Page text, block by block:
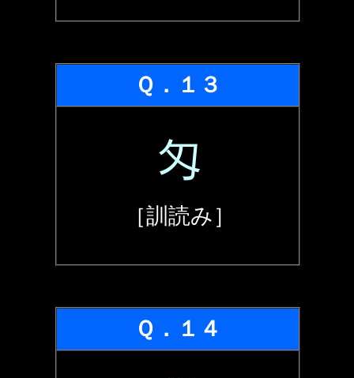
Ｑ．１３
匁
［訓読み］
Ｑ．１４